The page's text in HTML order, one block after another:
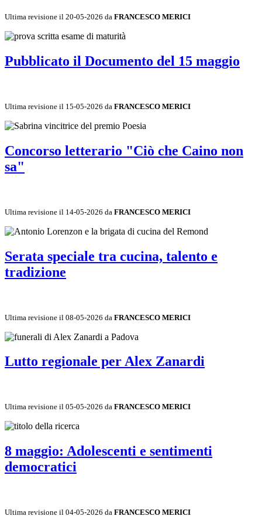
Ultima revisione il 20-05-2026 da FRANCESCO MERICI
Pubblicato il Documento del 15 maggio
Ultima revisione il 15-05-2026 da FRANCESCO MERICI
Concorso letterario "Ciò che Caino non
sa"
Ultima revisione il 14-05-2026 da FRANCESCO MERICI
Serata speciale tra cucina, talento e
tradizione
Ultima revisione il 08-05-2026 da FRANCESCO MERICI
Lutto regionale per Alex Zanardi
Ultima revisione il 05-05-2026 da FRANCESCO MERICI
8 maggio: Adolescenti e sentimenti
democratici
Ultima revisione il 04-05-2026 da FRANCESCO MERICI